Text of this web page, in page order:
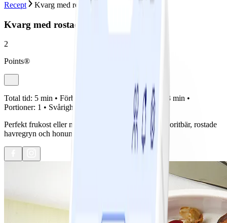
Recept Kvarg med rostade havregryn och bär
Kvarg med rostade havregryn och bär
2
Points®
Total tid: 5 min • Förberedelse: Tillagning:
3 min •
Portioner: 1 • Svårighetsgrad:
Perfekt frukost eller mellanmål. Kvarg med dina favoritbär, rostade
havregryn och honung. Mums!